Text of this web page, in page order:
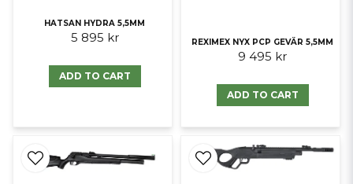
HATSAN HYDRA 5,5MM
5 895 kr
ADD TO CART
REXIMEX NYX PCP GEVÄR 5,5MM
9 495 kr
ADD TO CART